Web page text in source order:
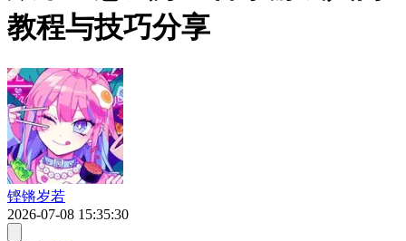
教程与技巧分享
铿锵岁若
2026-07-08 15:35:30